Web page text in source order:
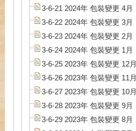
3-6-21 2024年 包裝變更 4月
3-6-22 2024年 包裝變更 3月
3-6-23 2024年 包裝變更 2月
3-6-24 2024年 包裝變更 1月
3-6-25 2023年 包裝變更 12月
3-6-26 2023年 包裝變更 11月
3-6-27 2023年 包裝變更 10月
3-6-28 2023年 包裝變更 9月
3-6-29 2023年 包裝變更 8月